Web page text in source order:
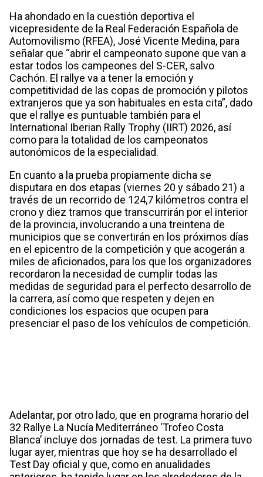
Ha ahondado en la cuestión deportiva el
vicepresidente de la Real Federación Española de
Automovilismo (RFEA), José Vicente Medina, para
señalar que “abrir el campeonato supone que van a
estar todos los campeones del S-CER, salvo
Cachón. El rallye va a tener la emoción y
competitividad de las copas de promoción y pilotos
extranjeros que ya son habituales en esta cita”, dado
que el rallye es puntuable también para el
International Iberian Rally Trophy (IIRT) 2026, así
como para la totalidad de los campeonatos
autonómicos de la especialidad.
En cuanto a la prueba propiamente dicha se
disputara en dos etapas (viernes 20 y sábado 21) a
través de un recorrido de 124,7 kilómetros contra el
crono y diez tramos que transcurrirán por el interior
de la provincia, involucrando a una treintena de
municipios que se convertirán en los próximos días
en el epicentro de la competición y que acogerán a
miles de aficionados, para los que los organizadores
recordaron la necesidad de cumplir todas las
medidas de seguridad para el perfecto desarrollo de
la carrera, así como que respeten y dejen en
condiciones los espacios que ocupen para
presenciar el paso de los vehículos de competición.
Adelantar, por otro lado, que en programa horario del
32 Rallye La Nucía Mediterráneo ‘Trofeo Costa
Blanca’ incluye dos jornadas de test. La primera tuvo
lugar ayer, mientras que hoy se ha desarrollado el
Test Day oficial y que, como en anualidades